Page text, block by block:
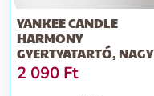
YANKEE CANDLE
HARMONY
GYERTYATARTÓ, NAGY
2 090 Ft